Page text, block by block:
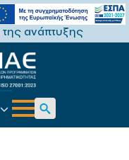
της ανάπτυξης
Search